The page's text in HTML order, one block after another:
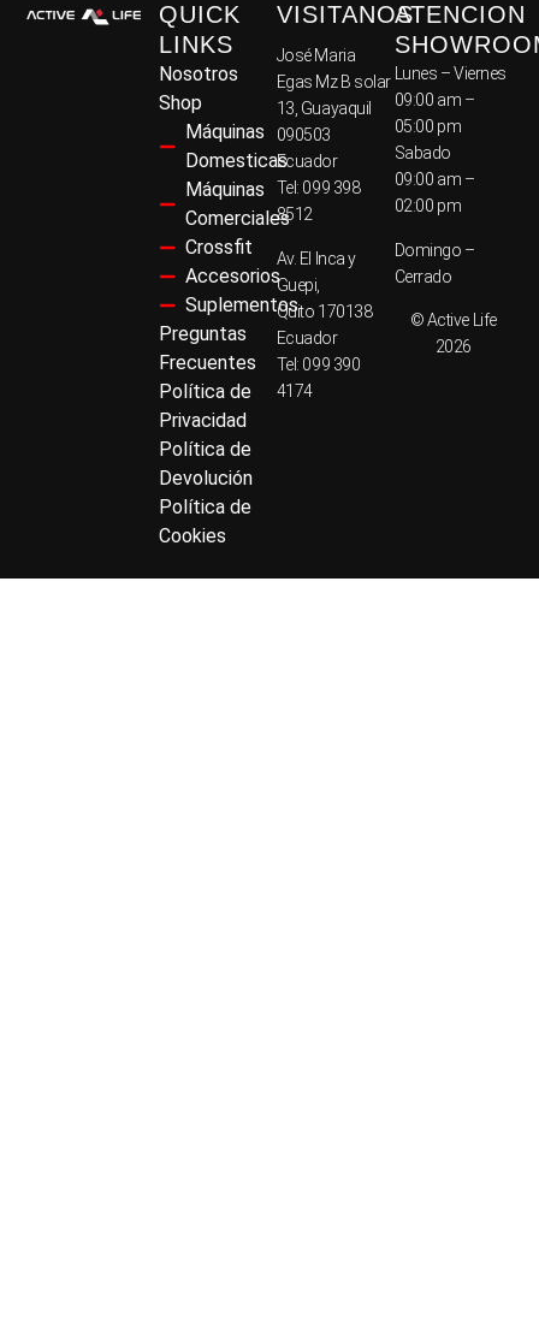
QUICK
LINKS
Nosotros
Shop
Máquinas
Domesticas
Máquinas
Comerciales
Crossfit
Accesorios
Suplementos
Preguntas
Frecuentes
Política de
Privacidad
Política de
Devolución
Política de
Cookies
VISITANOS
José Maria
Egas Mz B solar
13, Guayaquil
090503
Ecuador
Tel: 099 398
8512
Av. El Inca y
Guepi,
Quito 170138
Ecuador
Tel: 099 390
4174
ATENCION
Lunes – Viernes
09:00 am –
05:00 pm
Sabado
09:00 am –
02:00 pm
Domingo –
Cerrado
© Active Life
2026